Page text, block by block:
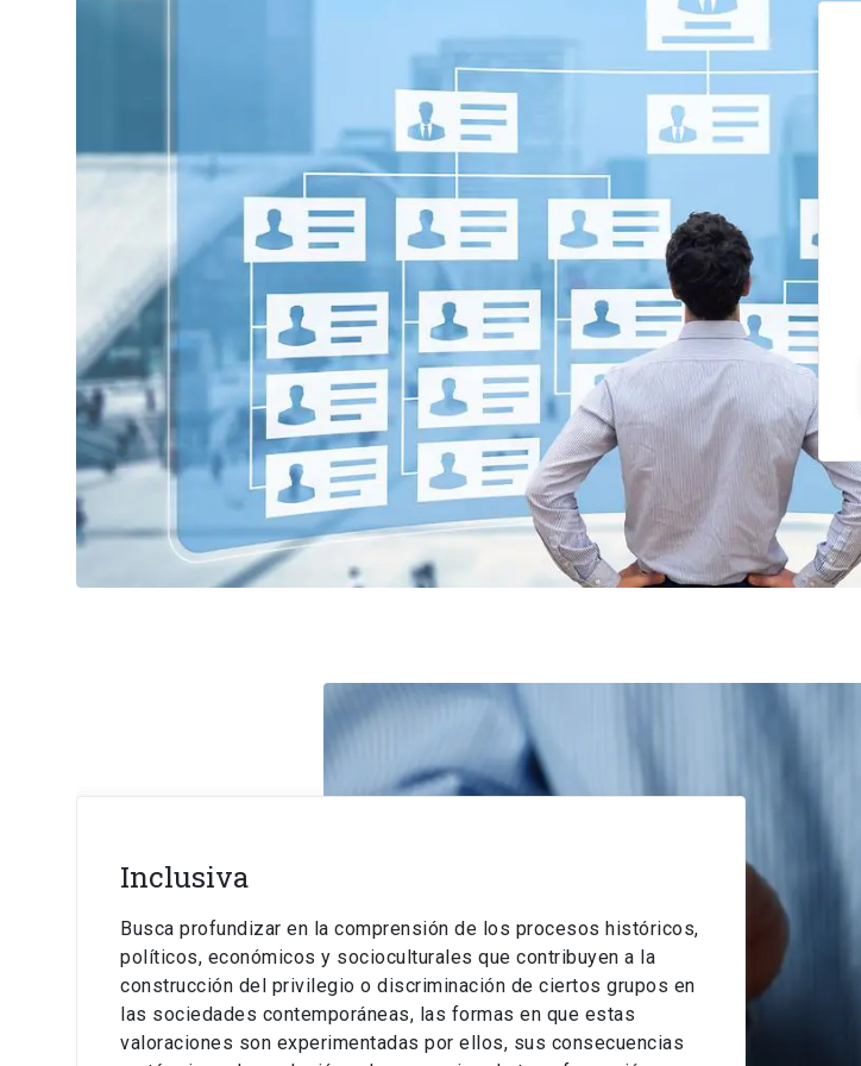
Inclusiva
Busca profundizar en la comprensión de los procesos históricos,
políticos, económicos y socioculturales que contribuyen a la
construcción del privilegio o discriminación de ciertos grupos en
las sociedades contemporáneas, las formas en que estas
valoraciones son experimentadas por ellos, sus consecuencias